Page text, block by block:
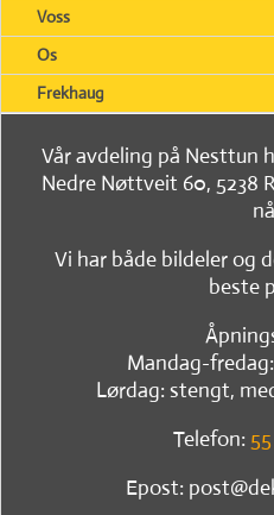
Voss
Os
Frekhaug
Vår avdeling på Nesttun
Nedre Nøttveit 60, 5238
nå
Vi har både bildeler og
beste
Mandag-
Lørdag: stengt,
Telefon:
Epost: